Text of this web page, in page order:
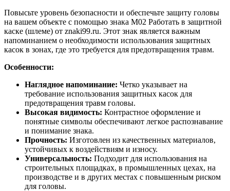
Повысьте уровень безопасности и обеспечьте защиту головы
на вашем объекте с помощью знака М02 Работать в защитной
каске (шлеме) от znaki99.ru. Этот знак является важным
напоминанием о необходимости использования защитных
касок в зонах, где это требуется для предотвращения травм.
Особенности:
Наглядное напоминание: Четко указывает на
требование использования защитных касок для
предотвращения травм головы.
Высокая видимость: Контрастное оформление и
понятные символы обеспечивают легкое распознавание
и понимание знака.
Прочность: Изготовлен из качественных материалов,
устойчивых к воздействиям и износу.
Универсальность: Подходит для использования на
строительных площадках, в промышленных цехах, на
производстве и в других местах с повышенным риском
для головы.